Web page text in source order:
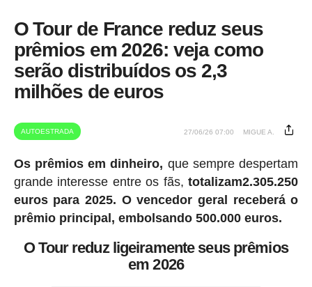
O Tour de France reduz seus
prêmios em 2026: veja como
serão distribuídos os 2,3
milhões de euros
AUTOESTRADA 27/06/26 07:00 MIGUE A.
Os prêmios em dinheiro, que sempre despertam
grande interesse entre os fãs,totalizam2.305.250
euros para 2025. O vencedor geral receberá o
prêmio principal, embolsando 500.000 euros.
O Tour reduz ligeiramente seus prêmios
em 2026